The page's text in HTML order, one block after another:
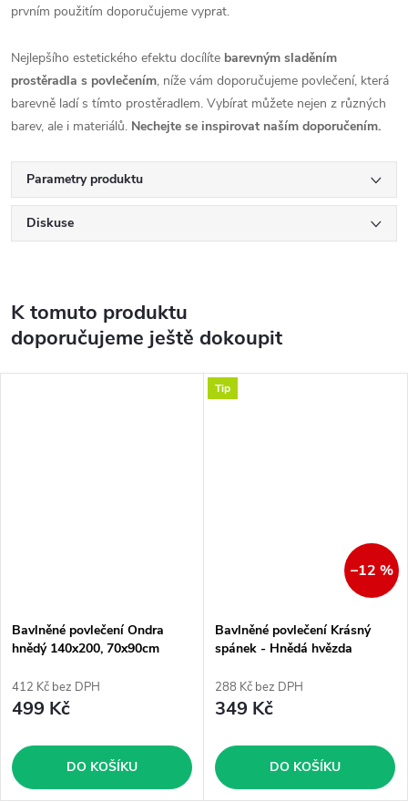
prvním použitím doporučujeme vyprat.
Nejlepšího estetického efektu docílíte barevným sladěním
prostěradla s povlečením, níže vám doporučujeme povlečení, která
barevně ladí s tímto prostěradlem. Vybírat můžete nejen z různých
barev, ale i materiálů. Nechejte se inspirovat naším doporučením.
Parametry produktu
Diskuse
K tomuto produktu
doporučujeme ještě dokoupit
Bavlněné povlečení Ondra
hnědý 140x200, 70x90cm
412 Kč bez DPH
499 Kč
DO KOŠÍKU
Tip
–12 %
Bavlněné povlečení Krásný
spánek - Hnědá hvězda
288 Kč bez DPH
349 Kč
DO KOŠÍKU